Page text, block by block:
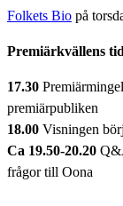
Folkets Bio på
Premiärkvällens
17.30
premiärpubliken
18.00 Visningen
Ca 19.50-20.20
frågor till Oona